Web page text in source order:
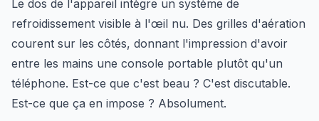
Le dos de l'appareil intègre un système de
refroidissement visible à l'œil nu. Des grilles d'aération
courent sur les côtés, donnant l'impression d'avoir
entre les mains une console portable plutôt qu'un
téléphone. Est-ce que c'est beau ? C'est discutable.
Est-ce que ça en impose ? Absolument.